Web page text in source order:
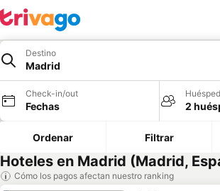
Destino
Madrid
Check-in/out
Fechas 2
Ordenar Filtrar
Hoteles en Madrid (Madrid,
Cómo los pagos afectan nuestro ranking